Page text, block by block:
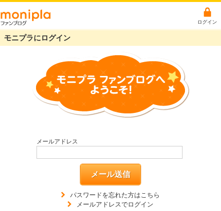
ログイン
モニプラにログイン
メールアドレス
メール送信
パスワードを忘れた方はこちら
メールアドレスでログイン